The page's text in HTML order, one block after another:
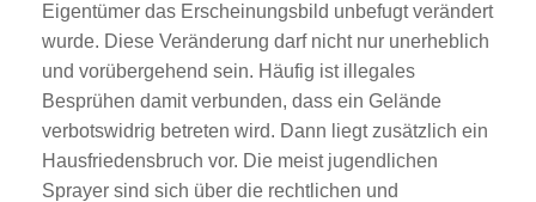
Eigentümer das Erscheinungsbild unbefugt verändert
wurde. Diese Veränderung darf nicht nur unerheblich
und vorübergehend sein. Häufig ist illegales
Besprühen damit verbunden, dass ein Gelände
verbotswidrig betreten wird. Dann liegt zusätzlich ein
Hausfriedensbruch vor. Die meist jugendlichen
Sprayer sind sich über die rechtlichen und